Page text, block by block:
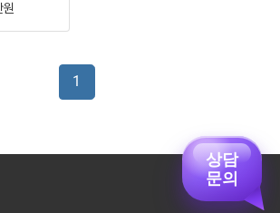
1
상담
문의